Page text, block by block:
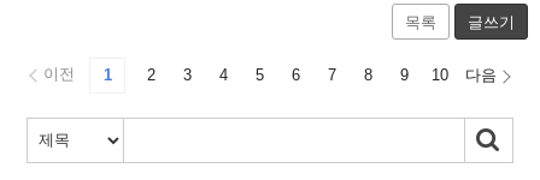
목록 글쓰기
이전 1 2 3 4 5 6 7 8 9 10 다음